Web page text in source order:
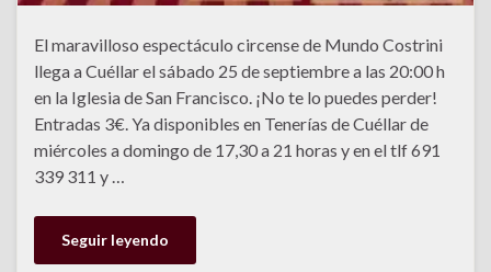
El maravilloso espectáculo circense de Mundo Costrini
llega a Cuéllar el sábado 25 de septiembre a las 20:00 h
en la Iglesia de San Francisco. ¡No te lo puedes perder!
Entradas 3€. Ya disponibles en Tenerías de Cuéllar de
miércoles a domingo de 17,30 a 21 horas y en el tlf 691
339 311 y …
Seguir leyendo